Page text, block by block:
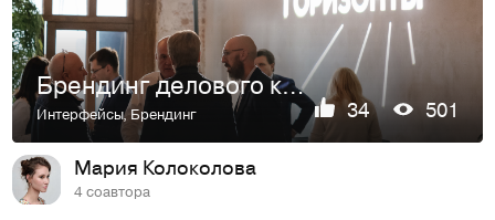
Брендинг делового клуба «Новые горизонты»
Интерфейсы,Брендинг 34 501
Мария Колоколова
4 соавтора